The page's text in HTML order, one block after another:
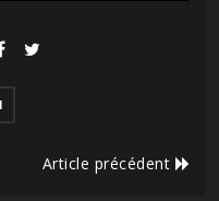
Article précédent